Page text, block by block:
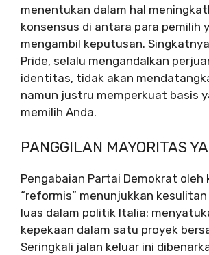
menentukan dalam hal
konsensus di antara para pemilih
mengambil keputusan.
Pride, selalu mengandalkan
identitas, tidak akan
namun justru memperkuat basis
memilih Anda.
PANGGILAN MAYORITAS
Pengabaian Partai Demokrat oleh
“reformis” menunjukkan
luas dalam politik Italia:
kepekaan dalam satu proyek
Seringkali jalan keluar ini